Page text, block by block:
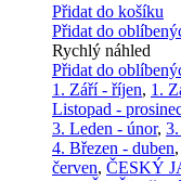
Přidat do košíku
Přidat do
Rychlý náhled
Přidat do
1. Září - říjen, 1.
Listopad -
3. Leden - únor,
4. Březen - duben,
červen, ČESKÝ